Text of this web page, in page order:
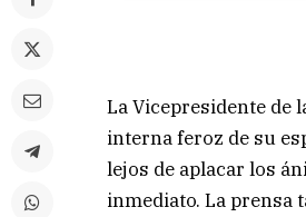
La Vicepresidente de
interna feroz de su
lejos de aplacar los
inmediato. La prensa